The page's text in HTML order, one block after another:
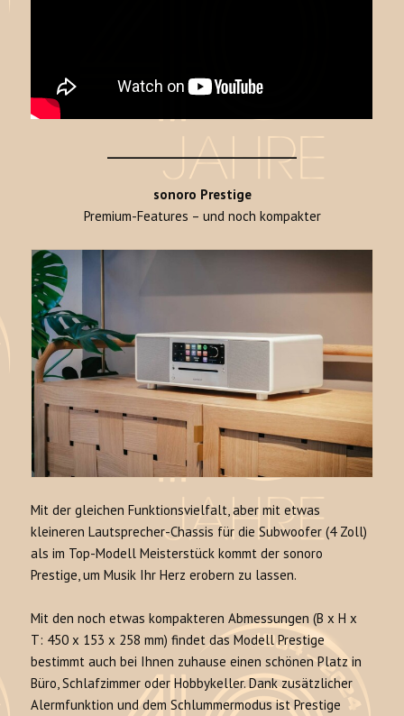
______________________________
sonoro Prestige
Premium-Features – und noch kompakter
Mit der gleichen Funktionsvielfalt, aber mit etwas
kleineren Lautsprecher-Chassis für die Subwoofer (4 Zoll)
als im Top-Modell Meisterstück kommt der sonoro
Prestige, um Musik Ihr Herz erobern zu lassen.
Mit den noch etwas kompakteren Abmessungen (B x H x
T: 450 x 153 x 258 mm) findet das Modell Prestige
bestimmt auch bei Ihnen zuhause einen schönen Platz in
Büro, Schlafzimmer oder Hobbykeller. Dank zusätzlicher
Alermfunktion und dem Schlummermodus ist Prestige